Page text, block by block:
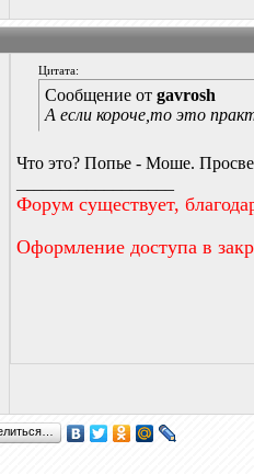
Цитата:
Сообщение отgavrosh
А если короче,то это
Что это? Попье - Моше.
Форум существует,
Оформление доступа в